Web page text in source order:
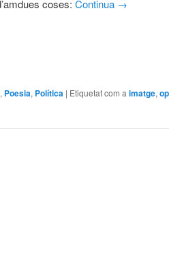
coses:Continua →
, Poesia, Política | Etiquetat com a imatge,